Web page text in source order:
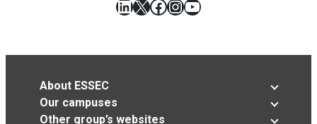
LinkedIn
X Facebook
Instagram
YouTube
About ESSEC
Our campuses
Other group’s websites